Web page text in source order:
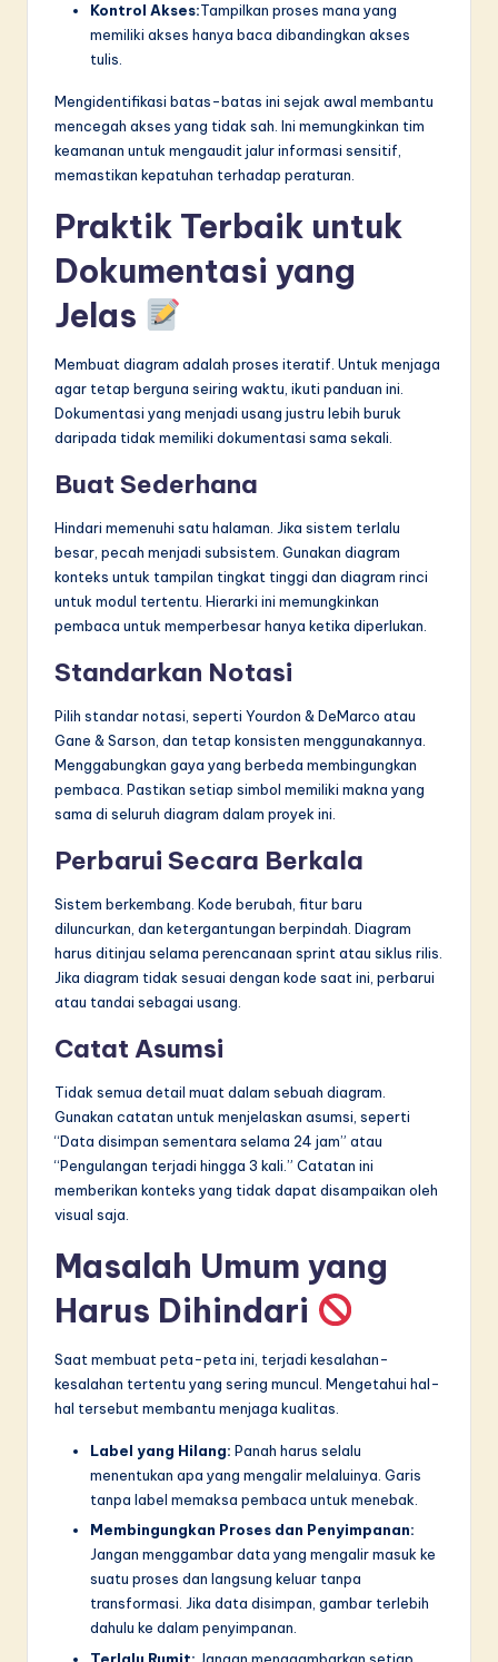
Kontrol Akses:Tampilkan proses mana yang
memiliki akses hanya baca dibandingkan akses
tulis.
Mengidentifikasi batas-batas ini sejak awal membantu
mencegah akses yang tidak sah. Ini memungkinkan tim
keamanan untuk mengaudit jalur informasi sensitif,
memastikan kepatuhan terhadap peraturan.
Praktik Terbaik untuk
Dokumentasi yang
Jelas
Membuat diagram adalah proses iteratif. Untuk menjaga
agar tetap berguna seiring waktu, ikuti panduan ini.
Dokumentasi yang menjadi usang justru lebih buruk
daripada tidak memiliki dokumentasi sama sekali.
Buat Sederhana
Hindari memenuhi satu halaman. Jika sistem terlalu
besar, pecah menjadi subsistem. Gunakan diagram
konteks untuk tampilan tingkat tinggi dan diagram rinci
untuk modul tertentu. Hierarki ini memungkinkan
pembaca untuk memperbesar hanya ketika diperlukan.
Standarkan Notasi
Pilih standar notasi, seperti Yourdon & DeMarco atau
Gane & Sarson, dan tetap konsisten menggunakannya.
Menggabungkan gaya yang berbeda membingungkan
pembaca. Pastikan setiap simbol memiliki makna yang
sama di seluruh diagram dalam proyek ini.
Perbarui Secara Berkala
Sistem berkembang. Kode berubah, fitur baru
diluncurkan, dan ketergantungan berpindah. Diagram
harus ditinjau selama perencanaan sprint atau siklus rilis.
Jika diagram tidak sesuai dengan kode saat ini, perbarui
atau tandai sebagai usang.
Catat Asumsi
Tidak semua detail muat dalam sebuah diagram.
Gunakan catatan untuk menjelaskan asumsi, seperti
“Data disimpan sementara selama 24 jam” atau
“Pengulangan terjadi hingga 3 kali.” Catatan ini
memberikan konteks yang tidak dapat disampaikan oleh
visual saja.
Masalah Umum yang
Harus Dihindari
Saat membuat peta-peta ini, terjadi kesalahan-
kesalahan tertentu yang sering muncul. Mengetahui hal-
hal tersebut membantu menjaga kualitas.
Label yang Hilang: Panah harus selalu
menentukan apa yang mengalir melaluinya. Garis
tanpa label memaksa pembaca untuk menebak.
Membingungkan Proses dan Penyimpanan:
Jangan menggambar data yang mengalir masuk ke
suatu proses dan langsung keluar tanpa
transformasi. Jika data disimpan, gambar terlebih
dahulu ke dalam penyimpanan.
Terlalu Rumit: Jangan menggambarkan setiap